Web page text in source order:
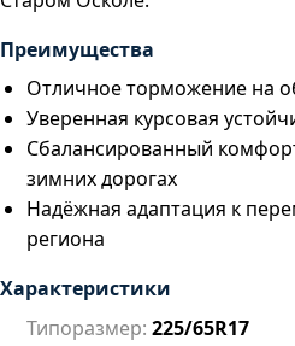
Преимущества
Отличное торможение на
Уверенная курсовая
Сбалансированный
зимних дорогах
Надёжная адаптация к
региона
Характеристики
Типоразмер: 225/65R17